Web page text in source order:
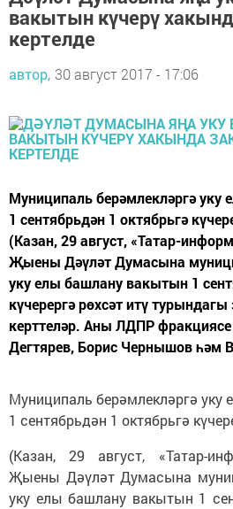
вакытын күчерү
кертелде
автор, 30 август 2017 - 17:06
Муниципаль берәмлекләргә
1 сентябрьдән 1 октябрьгә
(Казан, 29 август, «Татар-
Җыены Дәүләт Думасына
уку елы башлану вакытын 1
күчерергә рөхсәт итү
керттеләр. Аны ЛДПР
Дегтярев, Борис Чернышов һәм
Муниципаль берәмлекләргә
1 сентябрьдән 1 октябрьгә
(Казан, 29 август, «Татар-
Җыены Дәүләт Думасына
уку елы башлану вакытын 1